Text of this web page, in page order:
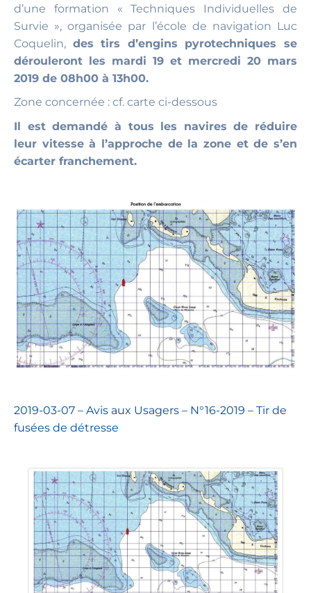
d’une formation « Techniques Individuelles de
Survie », organisée par l’école de navigation Luc
Coquelin, des tirs d’engins pyrotechniques se
dérouleront les mardi 19 et mercredi 20 mars
2019 de 08h00 à 13h00.
Zone concernée : cf. carte ci-dessous
Il est demandé à tous les navires de réduire
leur vitesse à l’approche de la zone et de s’en
écarter franchement.
2019-03-07 – Avis aux Usagers – N°16-2019 – Tir de
fusées de détresse